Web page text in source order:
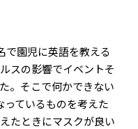
で園児に英語を教える
スの影響でイベントそ
。そこで何かできない
ているものを考えた
たときにマスクが良い